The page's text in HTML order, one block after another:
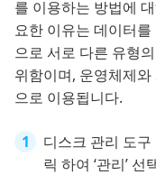
를 이용하는 방법에
요한 이유는 데이터
으로 서로 다른 유형
위함이며, 운영체제
으로 이용됩니다.
디스크 관리 도구
릭 하여 ‘관리’ 선